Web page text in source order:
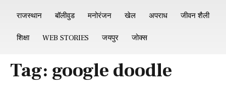
राजस्थान बॉलीवुड मनोरंजन खेल अपराध जीवन शैली
शिक्षा WEB STORIES जयपुर जोक्स
Tag: google doodle